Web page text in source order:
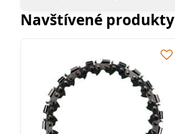
Navštívené produkty